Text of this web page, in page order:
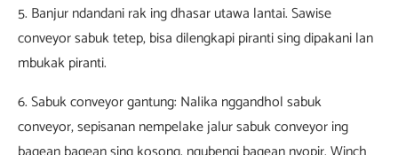
5. Banjur ndandani rak ing dhasar utawa lantai. Sawise
conveyor sabuk tetep, bisa dilengkapi piranti sing dipakani lan
mbukak piranti.
6. Sabuk conveyor gantung: Nalika nggandhol sabuk
conveyor, sepisanan nempelake jalur sabuk conveyor ing